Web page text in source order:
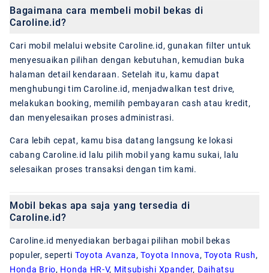
Bagaimana cara membeli mobil bekas di
Caroline.id?
Cari mobil melalui website Caroline.id, gunakan filter untuk
menyesuaikan pilihan dengan kebutuhan, kemudian buka
halaman detail kendaraan. Setelah itu, kamu dapat
menghubungi tim Caroline.id, menjadwalkan test drive,
melakukan booking, memilih pembayaran cash atau kredit,
dan menyelesaikan proses administrasi.
Cara lebih cepat, kamu bisa datang langsung ke lokasi
cabang Caroline.id lalu pilih mobil yang kamu sukai, lalu
selesaikan proses transaksi dengan tim kami.
Mobil bekas apa saja yang tersedia di
Caroline.id?
Caroline.id menyediakan berbagai pilihan mobil bekas
populer, seperti Toyota Avanza,Toyota Innova, Toyota Rush,
Honda Brio, Honda HR-V, Mitsubishi Xpander, Daihatsu